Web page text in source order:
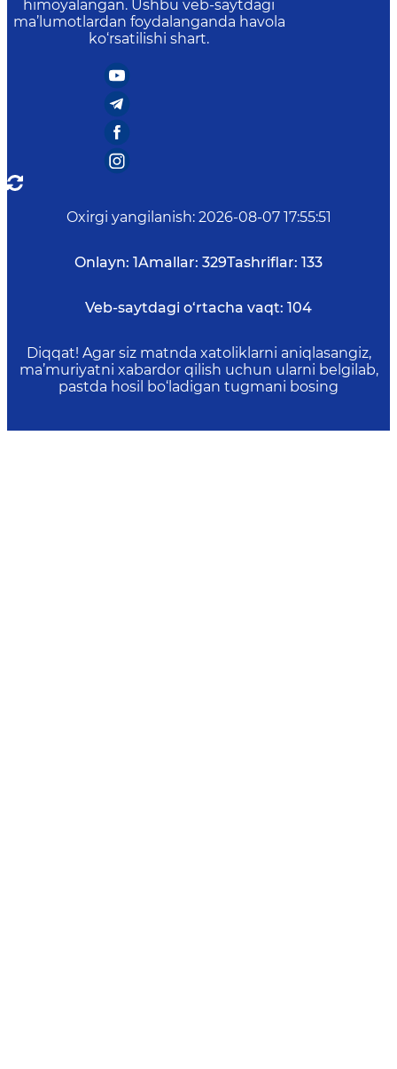
himoyalangan. Ushbu veb-saytdagi
ma’lumotlardan foydalanganda havola
ko‘rsatilishi shart.
Oxirgi yangilanish: 2026-08-07 17:55:51
Onlayn: 1Amallar: 329Tashriflar: 133
Veb-saytdagi o‘rtacha vaqt: 104
Diqqat! Agar siz matnda xatoliklarni aniqlasangiz,
ma’muriyatni xabardor qilish uchun ularni belgilab,
pastda hosil bo‘ladigan tugmani bosing